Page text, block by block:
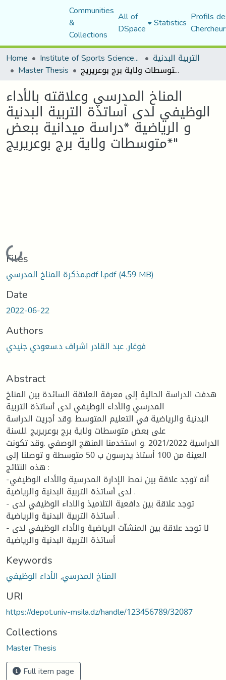
Communities
&
Collections
All of
DSpace Statistics Profils
Home
Institute of Sports Sciences and Techniques التربية البدنية
Master Thesis المناخ المدرسي وعلاقته بالأداء الوظيفي لدى أساتذة التربية البدنية و الرياضية *دراسة ميدانية ببعض متوسطات ولاية برج بوعريريج*"
المناخ المدرسي وعلاقته بالأداء
الوظيفي لدى أساتذة التربية البدنية
و الرياضية *دراسة ميدانية ببعض
متوسطات ولاية برج بوعريريج*"
Loading...
Files
مذكرة المناخ المدرسي.pdf ا.pdf(4.59 MB)
Date
2022-06-22
Authors
فوغار, عبد القادر اشراف د.سعودي جنيدي
Abstract
هدفت الدراسة الحالية إلى معرفة العلاقة السائدة بين المناخ
المدرسي والأداء الوظيفي لدى أساتذة التربية
البدنية والرياضية في التعليم المتوسط .وقد أجريت الدراسة
على بعض متوسطات ولاية برج بوعريريج .للسنة
الدراسية 2021/2022 .و استخدمنا المنهج الوصفي .وقد تكونت
العينة من 100 أستاذ يدرسون ب 50 متوسطة و توصلنا إلى
هذه النتائج :
-أنه توجد علاقة بين نمط الإدارة المدرسية والأداء الوظيفي
لدى أساتذة التربية البدنية والرياضية .
- توجد علاقة بين دافعية التلاميذ والاداء الوظيفي لدى
أساتذة التربية البدنية والرياضية .
- لا توجد علاقة بين المنشآت الرياضية والأداء الوظيفي لدى
أساتذة التربية البدنية والرياضية
Keywords
المناخ المدرسي, الأداء الوظيفي
URI
https://depot.univ-msila.dz/handle/123456789/32087
Collections
Master Thesis
Full item page